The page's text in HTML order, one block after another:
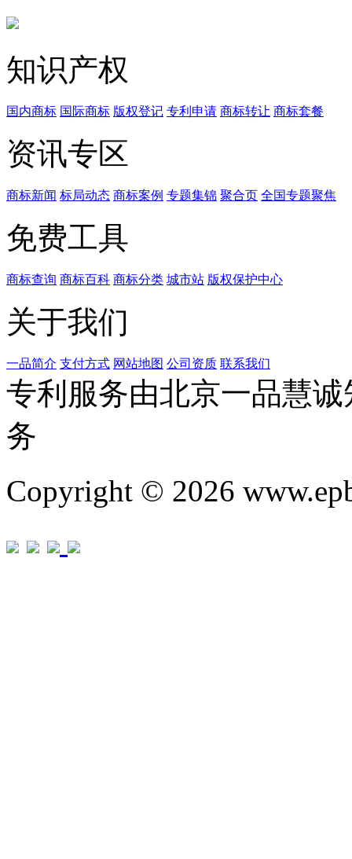
知识产权
国内商标 国际商标 版权登记 专利申请 商标转让 商标套餐
资讯专区
商标新闻 标局动态 商标案例 专题集锦 聚合页 全国专题聚焦
免费工具
商标查询 商标百科 商标分类 城市站 版权保护中心
关于我们
一品简介 支付方式 网站地图 公司资质 联系我们
专利服务由北京一品慧
务
Copyright © 2026